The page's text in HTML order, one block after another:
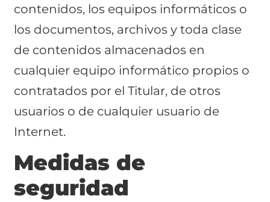
contenidos, los equipos informáticos o
los documentos, archivos y toda clase
de contenidos almacenados en
cualquier equipo informático propios o
contratados por el Titular, de otros
usuarios o de cualquier usuario de
Internet.
Medidas de
seguridad